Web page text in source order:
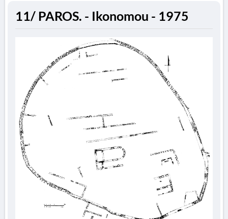
11/ PAROS. - Ikonomou - 1975